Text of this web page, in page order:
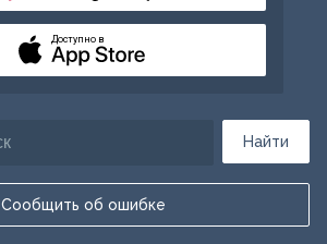
Найти
Сообщить об ошибке
Доступно в